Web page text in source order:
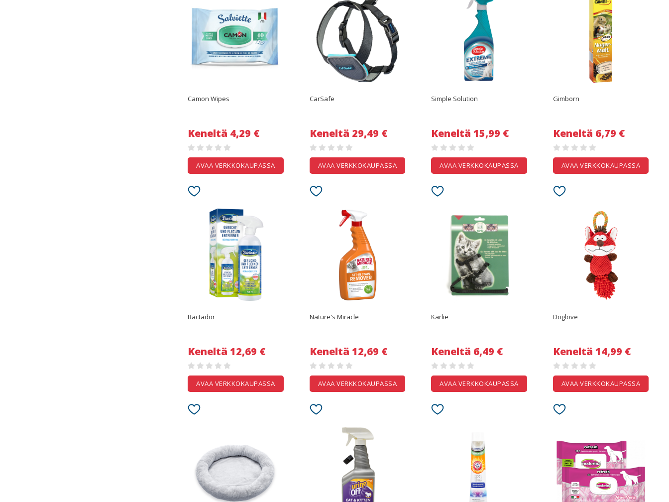
Camon Wipes
Keneltä 4,29 €
AVAA VERKKOKAUPASSA
CarSafe
Keneltä 29,49 €
AVAA VERKKOKAUPASSA
Simple Solution
Keneltä 15,99 €
AVAA VERKKOKAUPASSA
Gimborn
Keneltä 6,79 €
AVAA VERKKOKAUPASSA
Bactador
Keneltä 12,69 €
AVAA VERKKOKAUPASSA
Nature's Miracle
Keneltä 12,69 €
AVAA VERKKOKAUPASSA
Karlie
Keneltä 6,49 €
AVAA VERKKOKAUPASSA
Doglove
Keneltä 14,99 €
AVAA VERKKOKAUPASSA